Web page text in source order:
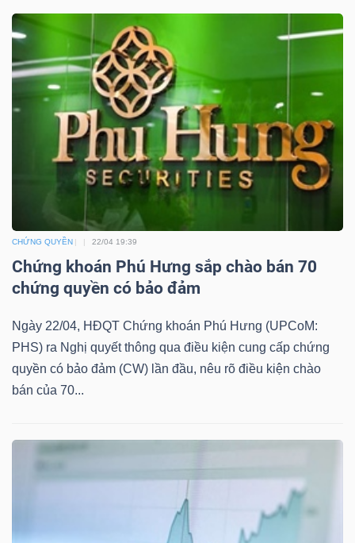
CHỨNG QUYỀN 22/04 19:39
Chứng khoán Phú Hưng sắp chào bán 70
chứng quyền có bảo đảm
Ngày 22/04, HĐQT Chứng khoán Phú Hưng (UPCoM:
PHS) ra Nghị quyết thông qua điều kiện cung cấp chứng
quyền có bảo đảm (CW) lần đầu, nêu rõ điều kiện chào
bán của 70...
TIÊU
THIẾT
CHĂM
SÓC
KHỎE
CHÍNH